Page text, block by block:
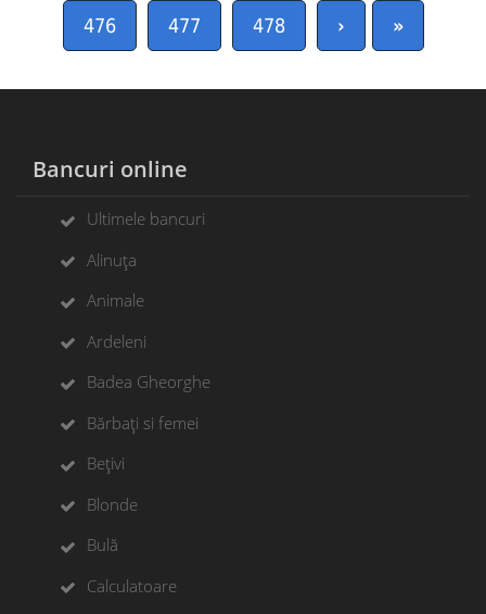
476 477 478 › »
Bancuri online
Ultimele bancuri
Alinuța
Animale
Ardeleni
Badea Gheorghe
Bărbați si femei
Bețivi
Blonde
Bulă
Calculatoare